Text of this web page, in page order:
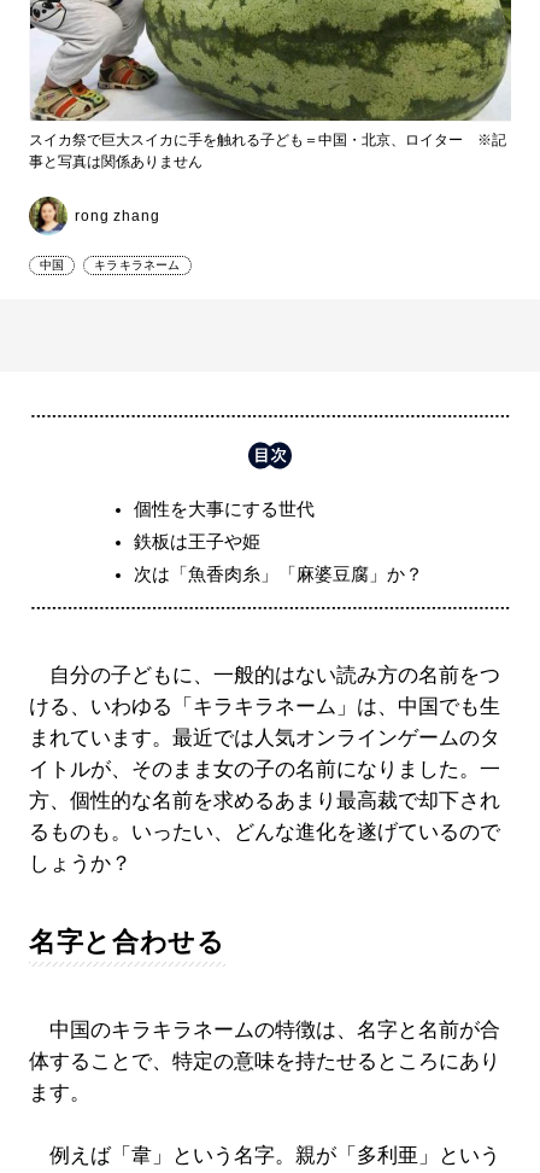
スイカ祭で巨大スイカに手を触れる子ども＝中国・北京、ロイター ※記
事と写真は関係ありません
rong zhang
中国 キラキラネーム
個性を大事にする世代
鉄板は王子や姫
次は「魚香肉糸」「麻婆豆腐」か？
自分の子どもに、一般的はない読み方の名前をつ
ける、いわゆる「キラキラネーム」は、中国でも生
まれています。最近では人気オンラインゲームのタ
イトルが、そのまま女の子の名前になりました。一
方、個性的な名前を求めるあまり最高裁で却下され
るものも。いったい、どんな進化を遂げているので
しょうか？
名字と合わせる
中国のキラキラネームの特徴は、名字と名前が合
体することで、特定の意味を持たせるところにあり
ます。
例えば「韋」という名字。親が「多利亜」という